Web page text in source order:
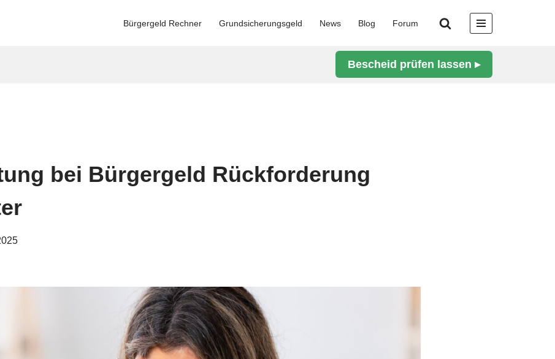
Bürgergeld Rechner Grundsicherungsgeld News Blog Forum
Bescheid prüfen lassen ▸
bei Bürgergeld Rückforderung